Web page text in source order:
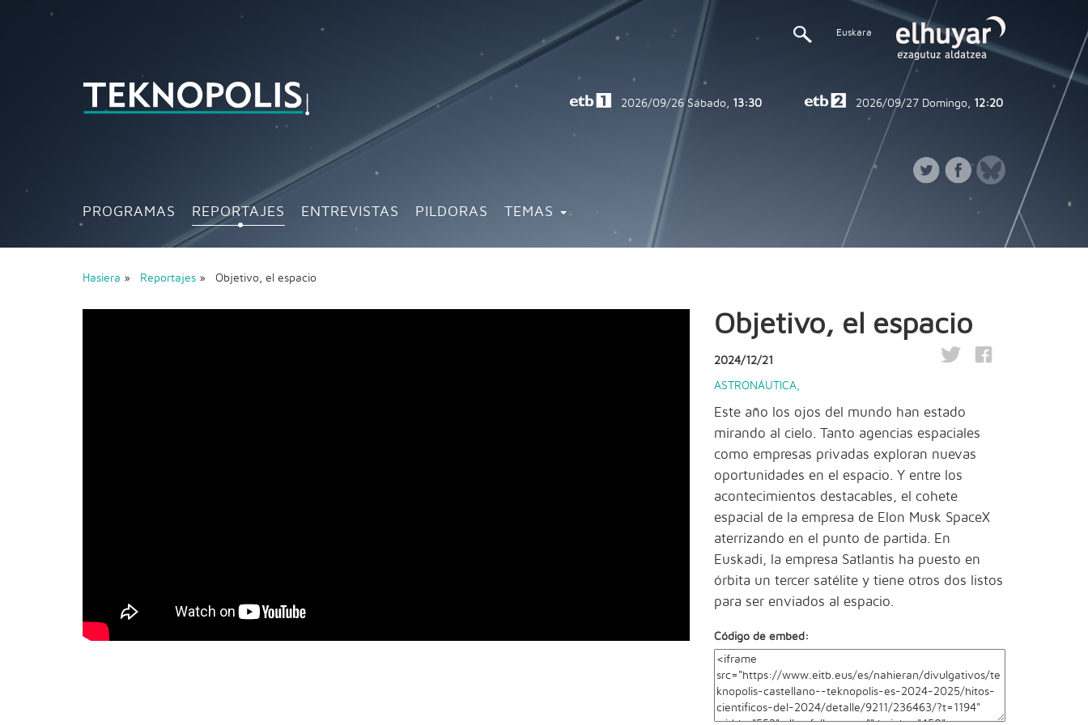
Euskara
PROGRAMAS REPORTAJES ENTREVISTAS PILDORAS TEMAS
2026/09/26Sábado, 13:30 2026/09/27 Domingo, 12:20
Hasiera » Reportajes » Objetivo, el espacio
Objetivo, el espacio
2024/12/21
ASTRONÁUTICA,
Este año los ojos del mundo han estado
mirando al cielo. Tanto agencias espaciales
como empresas privadas exploran nuevas
oportunidades en el espacio. Y entre los
acontecimientos destacables, el cohete
espacial de la empresa de Elon Musk SpaceX
aterrizando en el punto de partida. En
Euskadi, la empresa Satlantis ha puesto en
órbita un tercer satélite y tiene otros dos listos
para ser enviados al espacio.
Código de embed: